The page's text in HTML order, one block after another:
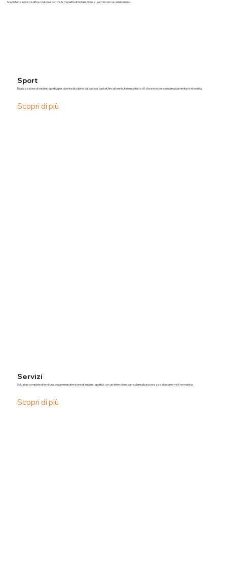
Scopri tutte le nostre attrezzature sportive, le modalità di installazione e i settori con cui collaboriamo.
Sport
Realizzazione di impianti sportivi per diverse discipline: dal calcio al basket, fino al tennis, fornendo tutto ciò che serve per campi regolamentari e ricreativi.
Scopri di più
Servizi
Soluzioni complete di fornitura, posa e manutenzione di impianti sportivi, con un'attenzione particolare alla sicurezza e alla conformità normativa.
Scopri di più